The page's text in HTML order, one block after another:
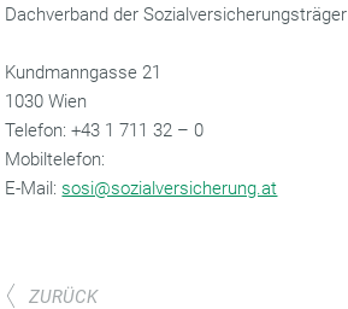
Dachverband der Sozialversicherungsträger
Kundmanngasse 21
1030 Wien
‌Telefon: +43 1 711 32 – 0
Mobiltelefon:
‌E-Mail: sosi@sozialversicherung.at
ZURÜCK